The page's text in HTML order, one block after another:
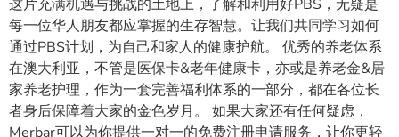
这片充满机遇与挑战的土地上，了解和利用好PBS，无疑是
每一位华人朋友都应掌握的生存智慧。让我们共同学习如何
通过PBS计划，为自己和家人的健康护航。 优秀的养老体系
在澳大利亚，不管是医保卡&老年健康卡，亦或是养老金&居
家养老护理，作为一套完善福利体系的一部分，都在各位长
者身后保障着大家的金色岁月。 如果大家还有任何疑虑，
Merbar可以为你提供一对一的免费注册申请服务，让你更轻